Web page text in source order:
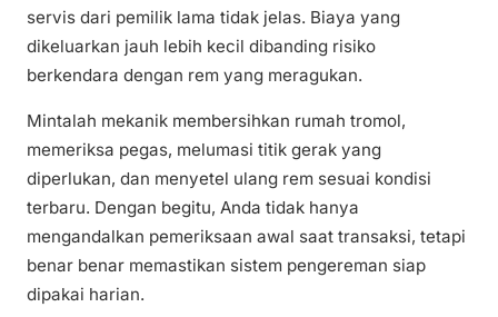
servis dari pemilik lama tidak jelas. Biaya yang
dikeluarkan jauh lebih kecil dibanding risiko
berkendara dengan rem yang meragukan.
Mintalah mekanik membersihkan rumah tromol,
memeriksa pegas, melumasi titik gerak yang
diperlukan, dan menyetel ulang rem sesuai kondisi
terbaru. Dengan begitu, Anda tidak hanya
mengandalkan pemeriksaan awal saat transaksi, tetapi
benar benar memastikan sistem pengereman siap
dipakai harian.